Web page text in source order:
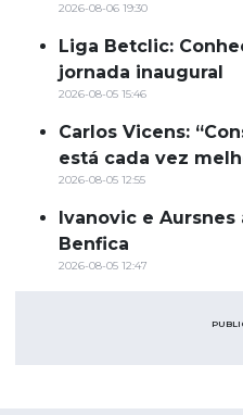
2026-08-06 19:30
Liga Betclic:
jornada inaugural
2026-08-05 15:46
Carlos Vicens:
está cada vez
2026-08-05 12:55
Ivanovic e
Benfica
2026-08-05 12:47